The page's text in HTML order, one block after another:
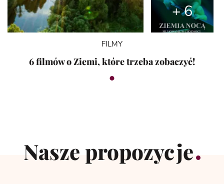
+ 6
FILMY
6 filmów o Ziemi, które trzeba zobaczyć!
Nasze propozycje